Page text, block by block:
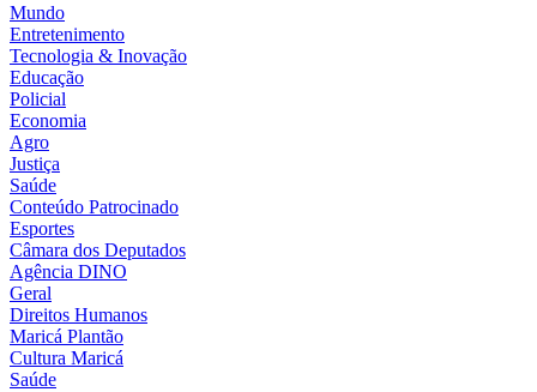
Mundo
Entretenimento
Tecnologia & Inovação
Educação
Policial
Economia
Agro
Justiça
Saúde
Conteúdo Patrocinado
Esportes
Câmara dos Deputados
Agência DINO
Geral
Direitos Humanos
Maricá Plantão
Cultura Maricá
Saúde